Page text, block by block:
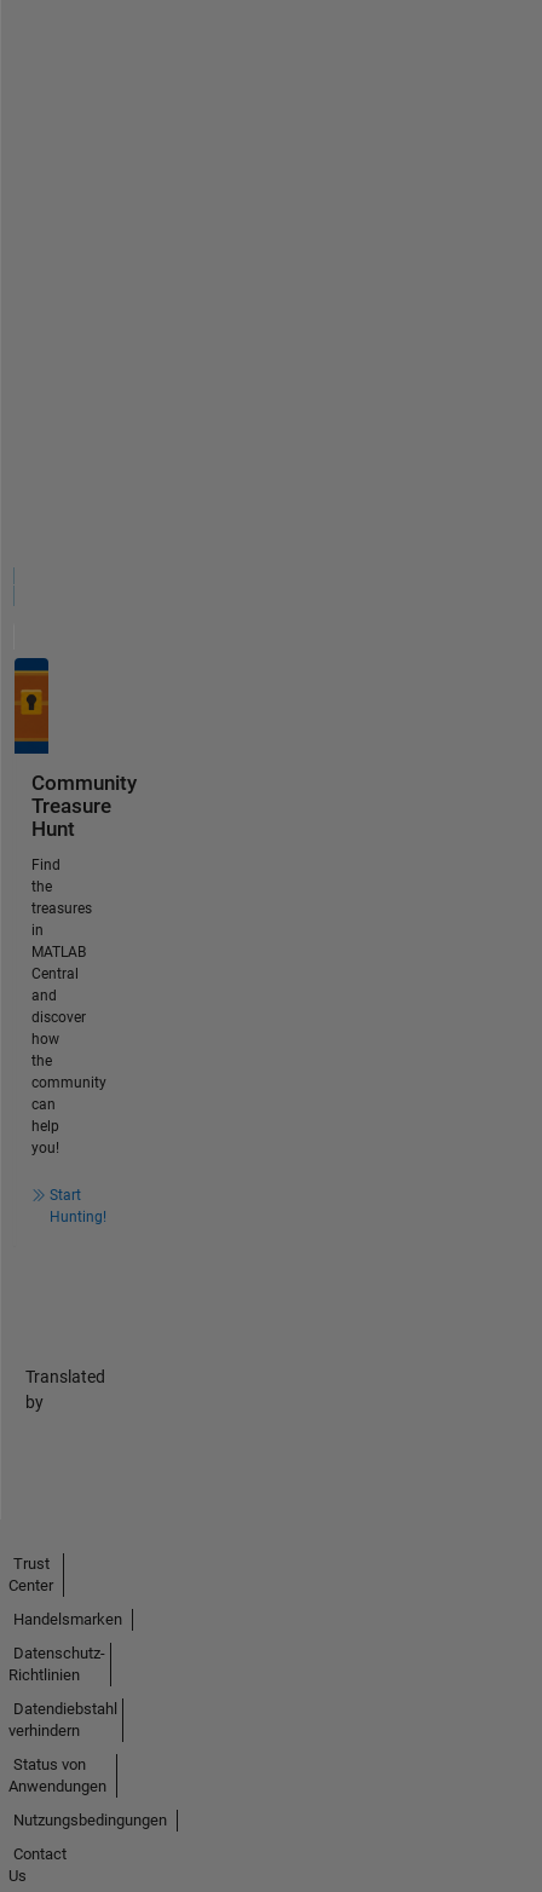
Community
Treasure
Hunt
Find
the
treasures
in
MATLAB
Central
and
discover
how
the
community
can
help
you!
Start
Hunting!
Translated
by
Trust
Center
Handelsmarken
Datenschutz-
Richtlinien
Datendiebstahl
verhindern
Status von
Anwendungen
Nutzungsbedingungen
Contact
Us